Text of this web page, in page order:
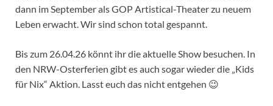
dann im September als GOP Artistical-Theater zu neuem
Leben erwacht. Wir sind schon total gespannt.
Bis zum 26.04.26 könnt ihr die aktuelle Show besuchen. In
den NRW-Osterferien gibt es auch sogar wieder die „Kids
für Nix“ Aktion. Lasst euch das nicht entgehen 😉